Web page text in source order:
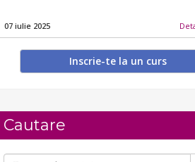
07 iulie 2025
INSPECTOR DE SECURITATE SI
MUNCA (nivel mediu)
SPECIALIST IN MANAGEMENTUL
Inscrie-te la un curs
Cautare